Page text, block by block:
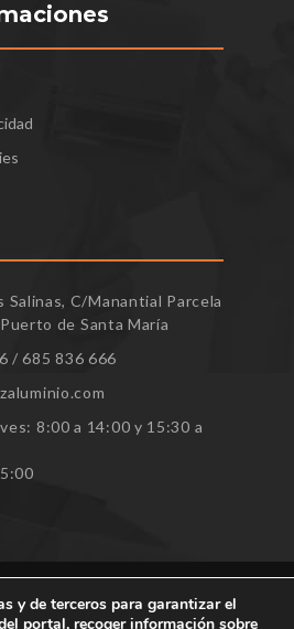
Salinas, C/Manantial Parcela
de Santa María
/ 685 836 666
8:00 a 14:00 y 15:30 a
y de terceros para garantizar el
portal, recoger información sobre